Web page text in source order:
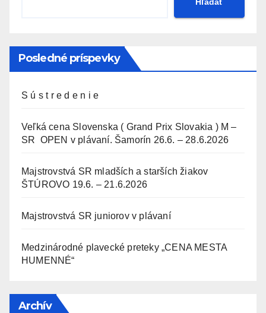
Posledné príspevky
S ú s t r e d e n i e
Veľká cena Slovenska ( Grand Prix Slovakia ) M –
SR OPEN v plávaní. Šamorín 26.6. – 28.6.2026
Majstrovstvá SR mladších a starších žiakov
ŠTÚROVO 19.6. – 21.6.2026
Majstrovstvá SR juniorov v plávaní
Medzinárodné plavecké preteky „CENA MESTA
HUMENNÉ“
Archív